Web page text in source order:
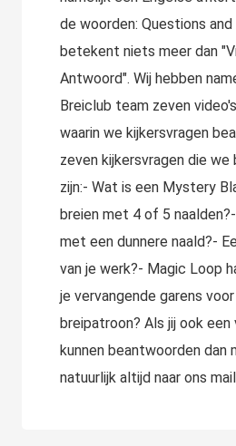
de woorden: Questions
betekent niets meer dan
Antwoord". Wij hebben
Breiclub team zeven
waarin we kijkersvragen
zeven kijkersvragen die
zijn:- Wat is een Mystery
breien met 4 of 5
met een dunnere naald?-
van je werk?- Magic Loop
je vervangende garens
breipatroon? Als jij ook
kunnen beantwoorden dan
natuurlijk altijd naar ons